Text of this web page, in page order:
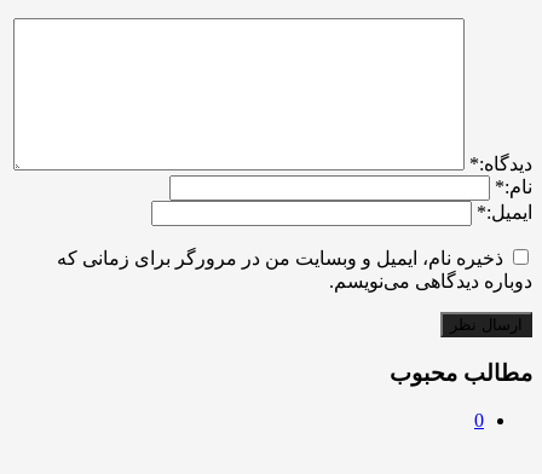
ديدگاه:*
نام:*
ایمیل:*
ذخیره نام، ایمیل و وبسایت من در مرورگر برای زمانی که
دوباره دیدگاهی می‌نویسم.
مطالب محبوب
0